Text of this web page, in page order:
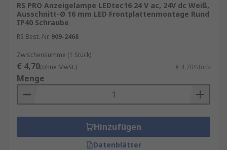
RS PRO Anzeigelampe LEDtec16 24 V ac, 24V dc Weiß,
Ausschnitt-Ø 16 mm LED Frontplattenmontage Rund
IP40 Schraube
RS Best.-Nr. 909-2468
Zwischensumme (1 Stück)
€ 4,70(ohne MwSt.) € 4,70/Stück
Menge
Hinzufügen
Datenblätter